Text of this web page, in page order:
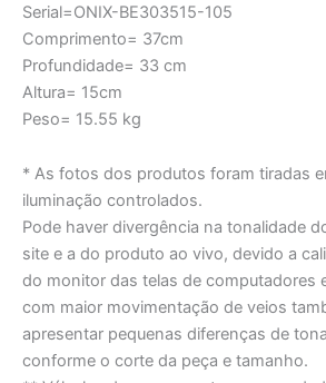
Serial=ONIX-BE303515-105
Comprimento= 37cm
Profundidade= 33 cm
Altura= 15cm
Peso= 15.55 kg
* As fotos dos produtos foram tiradas
iluminação controlados.
Pode haver divergência na tonalidade
site e a do produto ao vivo, devido a
do monitor das telas de computadores
com maior movimentação de veios
apresentar pequenas diferenças de
conforme o corte da peça e tamanho.